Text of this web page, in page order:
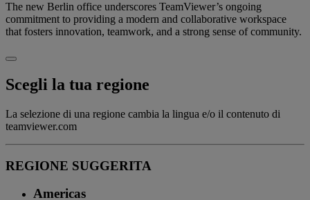
The new Berlin office underscores TeamViewer’s ongoing
commitment to providing a modern and collaborative workspace
that fosters innovation, teamwork, and a strong sense of community.
Scegli la tua regione
La selezione di una regione cambia la lingua e/o il contenuto di
teamviewer.com
REGIONE SUGGERITA
Americas